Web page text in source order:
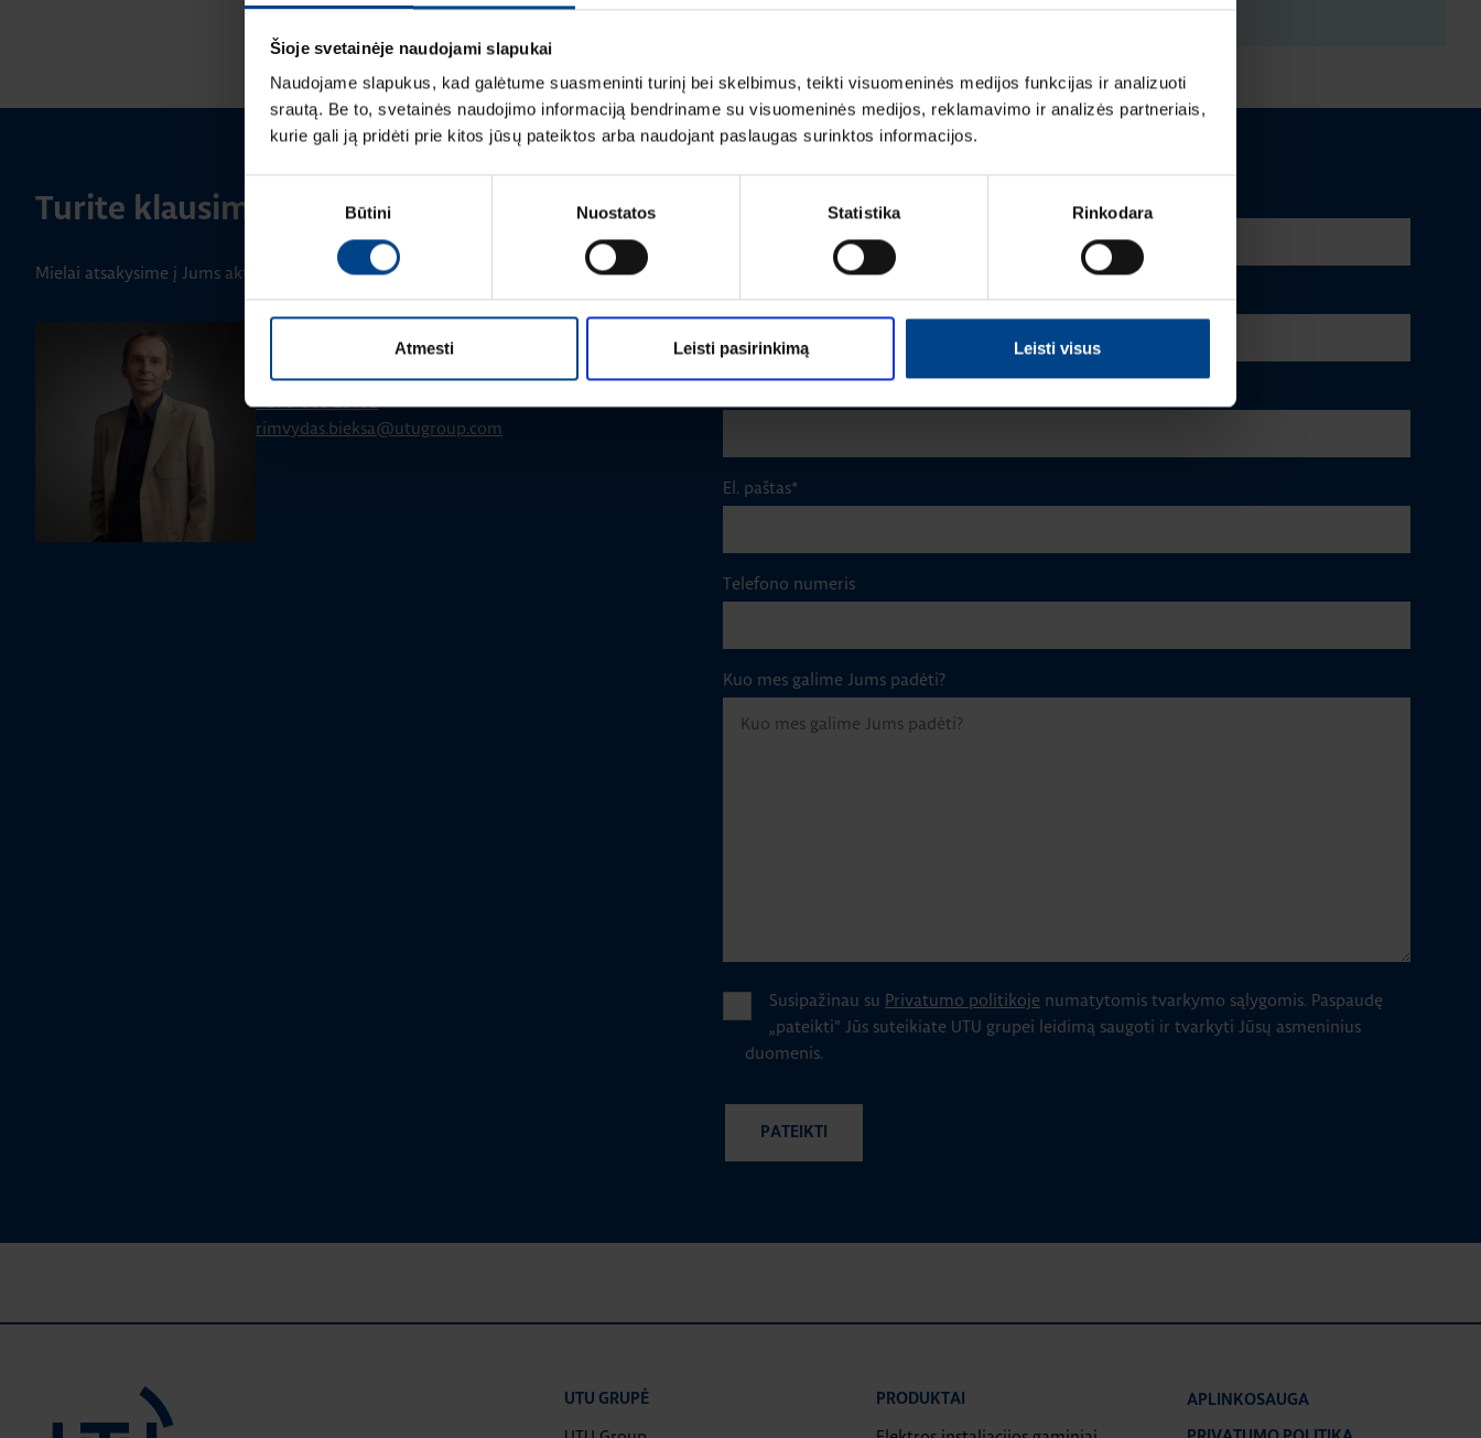
Šioje svetainėje naudojami slapukai
Naudojame slapukus, kad galėtume suasmeninti turinį bei skelbimus, teikti visuomeninės medijos funkcijas ir analizuoti
srautą. Be to, svetainės naudojimo informaciją bendriname su visuomeninės medijos, reklamavimo ir analizės partneriais,
kurie gali ją pridėti prie kitos jūsų pateiktos arba naudojant paslaugas surinktos informacijos.
Būtini Nuostatos Statistika Rinkodara
Atmesti Leisti pasirinkimą Leisti visus
Turite klausimų? Susisiekite
Mielai atsakysime į Jums aktualius klausimus.
Rimvydas Biekša
+370 603 23732
rimvydas.bieksa@utugroup.com
Pavardė*
El. paštas*
Telefono numeris
Kuo mes galime Jums padėti?
Susipažinau su Privatumo politikoje numatytomis tvarkymo sąlygomis. Paspaudę
„pateikti" Jūs suteikiate UTU grupei leidimą saugoti ir tvarkyti Jūsų asmeninius
duomenis.
UTU GRUPĖ PRODUKTAI APLINKOSAUGA